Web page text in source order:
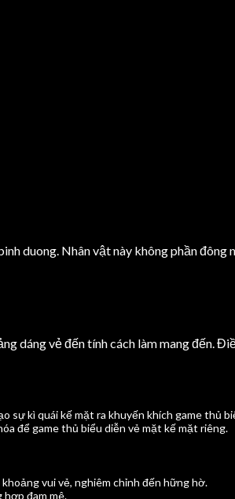
duong. Nhân vật này không phần đông
dáng vẻ đến tính cách làm mang đến.
kì quái kế mặt ra khuyến khích game thủ
để game thủ biểu diễn vẻ mặt kế mặt riêng.
vui vẻ, nghiêm chỉnh đến hững hờ.
đam mê.